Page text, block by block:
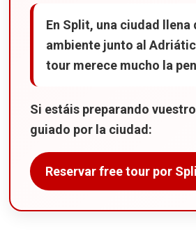
Cómo llegar a Zadar
Mejor época para visitar
Que ver en Zadar
Saludo al Sol
Puerta de
Puerta del Mar
En Split, una ciudad
ambiente junto al
tour merece mucho la
Si estáis preparando
guiado por la ciudad:
Reservar free tour por